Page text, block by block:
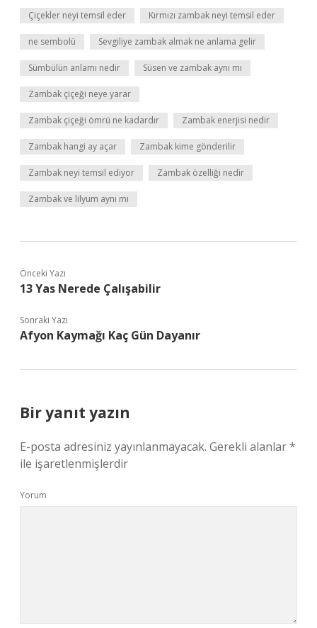
Çiçekler neyi temsil eder Kırmızı zambak neyi temsil eder
ne sembolü Sevgiliye zambak almak ne anlama gelir
Sümbülün anlamı nedir Süsen ve zambak aynı mı
Zambak çiçeği neye yarar
Zambak çiçeği ömrü ne kadardır Zambak enerjisi nedir
Zambak hangi ay açar Zambak kime gönderilir
Zambak neyi temsil ediyor Zambak özelliği nedir
Zambak ve lilyum aynı mı
Önceki Yazı
13 Yas Nerede Çalışabilir
Sonraki Yazı
Afyon Kaymağı Kaç Gün Dayanır
Bir yanıt yazın
E-posta adresiniz yayınlanmayacak. Gerekli alanlar*
ile işaretlenmişlerdir
Yorum